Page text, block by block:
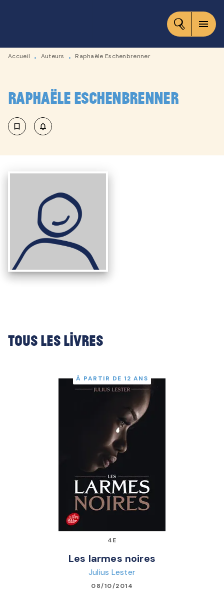
CONTENU
menu
Accueil • Auteurs • Raphaële Eschenbrenner
Raphaële Eschenbrenner
bookmark_border notifications_none_outlined
Tous les livres
À PARTIR DE 12 ANS
4E
Les larmes noires
Julius Lester
08/10/2014